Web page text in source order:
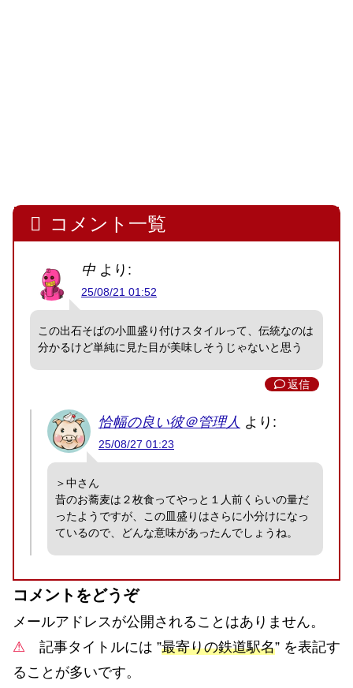
コメント一覧
中 より:
25/08/21 01:52
この出石そばの小皿盛り付けスタイルって、伝統なのは
分かるけど単純に見た目が美味しそうじゃないと思う
返信
恰幅の良い彼＠管理人 より:
25/08/27 01:23
＞中さん
昔のお蕎麦は２枚食ってやっと１人前くらいの量だ
ったようですが、この皿盛りはさらに小分けになっ
ているので、どんな意味があったんでしょうね。
コメントをどうぞ
メールアドレスが公開されることはありません。
⚠ 記事タイトルには ”最寄りの鉄道駅名” を表記す
ることが多いです。